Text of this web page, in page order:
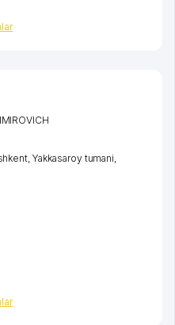
,Yakkasaroy tumani,